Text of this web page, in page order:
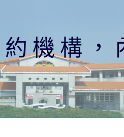
機構